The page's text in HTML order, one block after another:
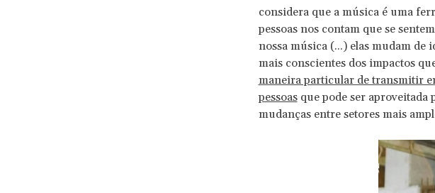
considera que a música é uma
pessoas nos contam que se
nossa música (...) elas mudam de
mais conscientes dos impactos
maneira particular de transmitir
pessoasque pode ser aproveitada
mudanças entre setores mais